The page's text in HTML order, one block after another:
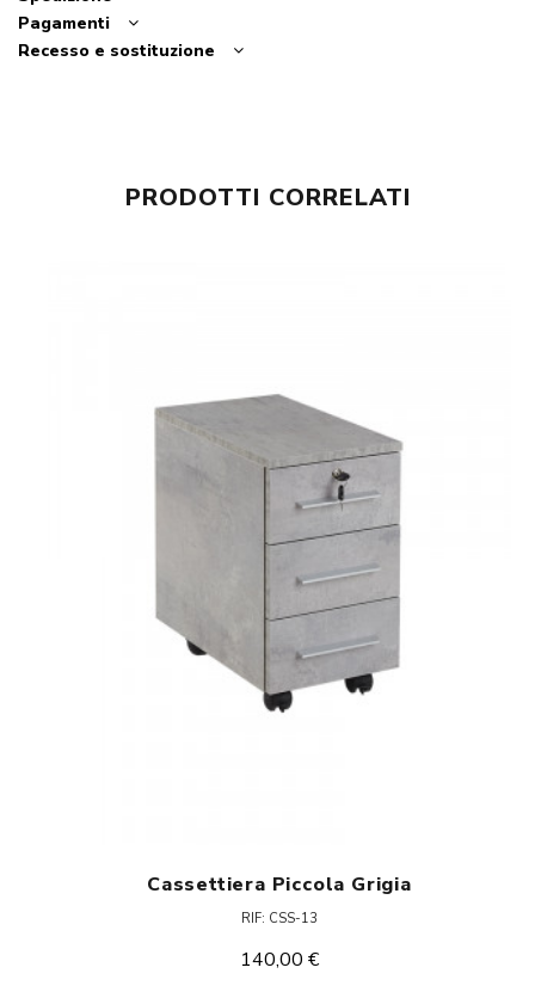
Pagamenti
Recesso e sostituzione
PRODOTTI CORRELATI
Cassettiera Piccola Grigia
RIF: CSS-13
140,00 €